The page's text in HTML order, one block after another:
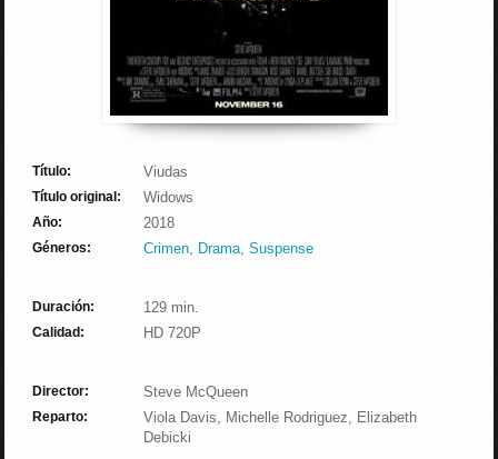
Título: Viudas
Título original: Widows
Año: 2018
Géneros: Crimen, Drama,Suspense
Duración: 129 min.
Calidad: HD 720P
Director: Steve McQueen
Reparto:
Viola Davis, Michelle Rodriguez, Elizabeth
Debicki